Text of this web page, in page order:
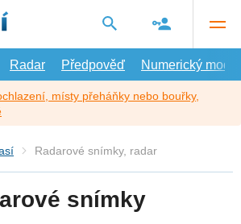
Radar Předpověď Numerický model
místy přeháňky nebo bouřky,
Radarové snímky, radar
snímky